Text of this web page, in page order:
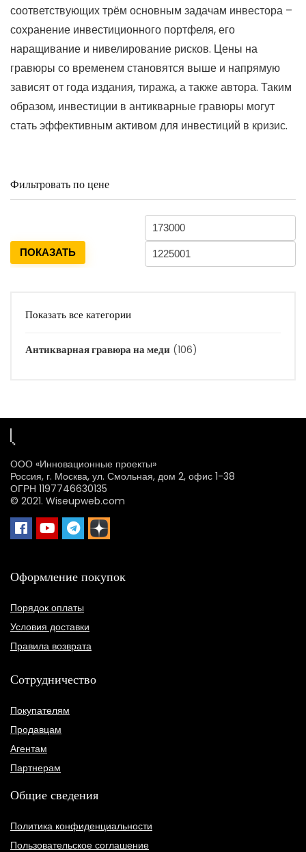
соответствующих трём основным задачам инвестора –
сохранение инвестиционного портфеля, его
наращивание и нивелирование рисков. Цены на
гравюры со временем становятся выше и напрямую
зависят от года издания, тиража, а также автора. Таким
образом, инвестиции в антикварные гравюры могут
стать эффективным активом для инвестиций в кризис.
Фильтровать по цене
ПОКАЗАТЬ
Показать все категории
Антикварная гравюра на меди (106)
ООО «Инновационные проекты»
Россия, г. Москва, ул. Смольная, дом 2, офис 1-38
ОГРН 1197746630135
© 2021. Wiseupweb.com
Оформление покупок
Порядок оплаты
Условия доставки
Правила возврата
Сотрудничество
Покупателям
Продавцам
Агентам
Партнерам
Общие сведения
Политика конфиденциальности
Пользовательское соглашение